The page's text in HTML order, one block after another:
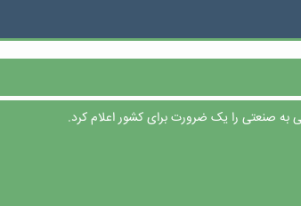
صنعتی را یک ضرورت برای کشور اعلام کرد.